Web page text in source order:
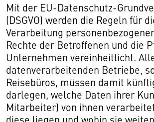
Mit der EU-Datenschutz-
(DSGVO) werden die Regeln für
Verarbeitung
Rechte der Betroffenen und die
Unternehmen vereinheitlicht.
datenverarbeitenden Betriebe,
Reisebüros, müssen damit
darlegen, welche Daten ihrer
Mitarbeiter) von ihnen
diese liegen und wohin sie